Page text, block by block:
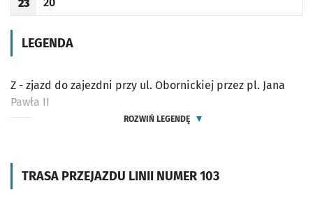
TRASA PRZEJAZDU LINII NUMER 103
Godzina odjazdu
23
Odjazd
minut po godzinie 23
LEGENDA
Z - zjazd do zajezdni przy ul. Obornickiej przez pl. Jana
Pawła II
ROZWIŃ LEGENDĘ